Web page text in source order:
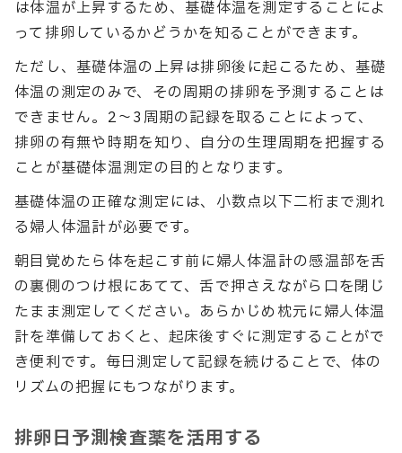
は体温が上昇するため、基礎体温を測定することによ
って排卵しているかどうかを知ることができます。
ただし、基礎体温の上昇は排卵後に起こるため、基礎
体温の測定のみで、その周期の排卵を予測することは
できません。2～3周期の記録を取ることによって、
排卵の有無や時期を知り、自分の生理周期を把握する
ことが基礎体温測定の目的となります。
基礎体温の正確な測定には、小数点以下二桁まで測れ
る婦人体温計が必要です。
朝目覚めたら体を起こす前に婦人体温計の感温部を舌
の裏側のつけ根にあてて、舌で押さえながら口を閉じ
たまま測定してください。あらかじめ枕元に婦人体温
計を準備しておくと、起床後すぐに測定することがで
き便利です。毎日測定して記録を続けることで、体の
リズムの把握にもつながります。
排卵日予測検査薬を活用する